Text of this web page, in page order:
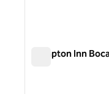
Hampton Inn